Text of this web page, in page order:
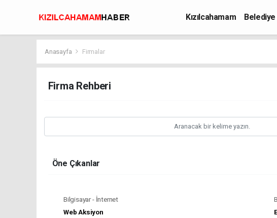
Kızılcahamam
Anasayfa Firmalar
Firma Rehberi
Öne Çıkanlar
Bilgisayar - İnternet
Web Aksiyon